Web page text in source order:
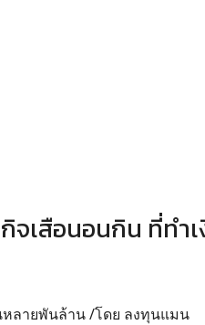
กิจเสือนอนกิน ที่ท
หลายพันล้าน /โดย ลงทุนแมน